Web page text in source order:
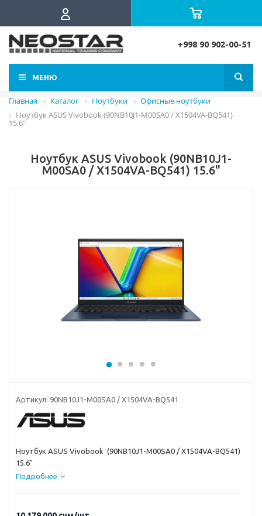
+998 90 902-00-51
МЕНЮ
Главная Каталог Ноутбуки
Офисные ноутбуки
Ноутбук ASUS Vivobook (90NB10J1-M00SA0 / X1504VA-BQ541)
15.6"
Ноутбук ASUS Vivobook (90NB10J1-
M00SA0 / X1504VA-BQ541) 15.6"
Артикул: 90NB10J1-M00SA0 / X1504VA-BQ541
Ноутбук ASUS Vivobook (90NB10J1-M00SA0 / X1504VA-BQ541)
15.6"
Подробнее